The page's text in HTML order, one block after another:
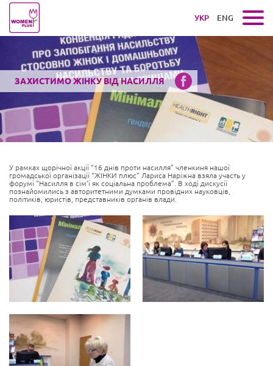
ЗАХИСТИМО ЖІНКУ ВІД НАСИЛЛЯ
У рамках щорічної акції “16 днів проти насилля” членкиня нашої
громадської організації “ЖІНКИ плюс” Лариса Наріжна взяла участь у
форумі “Насилля в сім’ї як соціальна проблема”. В ході дискусії
познайомились з авторитетними думками провідних науковців,
політиків, юристів, представників органів влади.
УКР ENG